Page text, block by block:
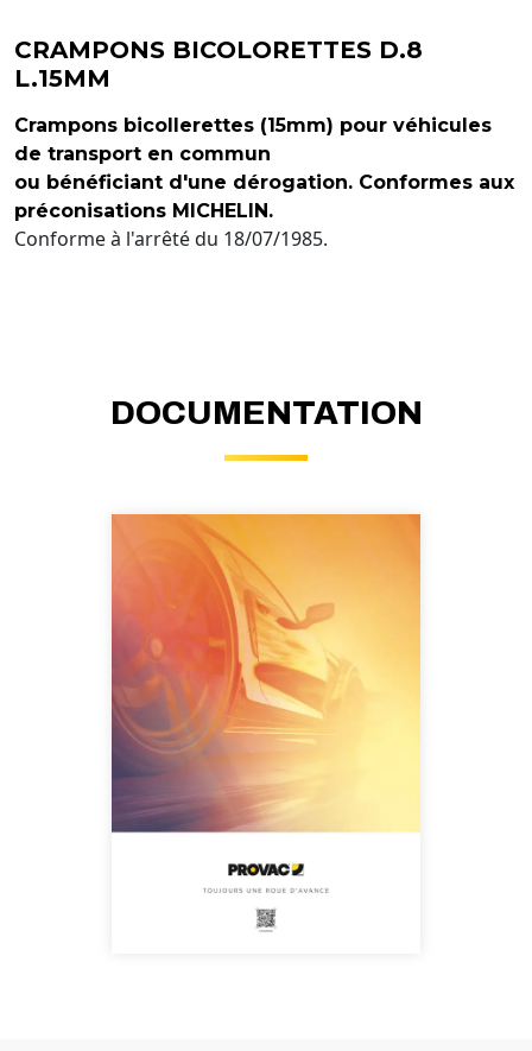
CRAMPONS BICOLORETTES D.8
L.15MM
Crampons bicollerettes (15mm) pour véhicules
de transport en commun
ou bénéficiant d'une dérogation. Conformes aux
préconisations MICHELIN.
Conforme à l'arrêté du 18/07/1985.
DOCUMENTATION